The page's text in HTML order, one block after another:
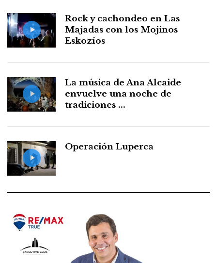
Rock y cachondeo en Las
Majadas con los Mojinos
Eskozíos
La música de Ana Alcaide
envuelve una noche de
tradiciones ...
Operación Luperca